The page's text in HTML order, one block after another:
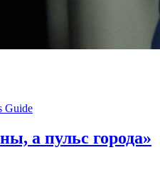
Guide
а пульс города»